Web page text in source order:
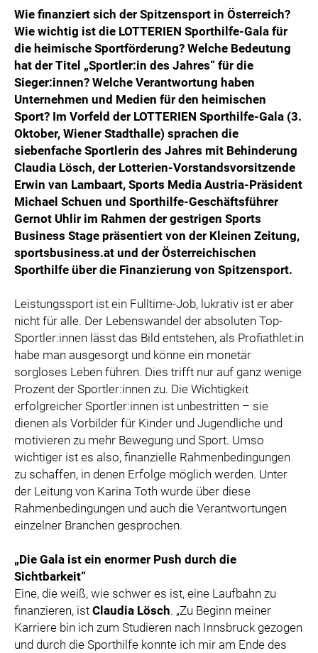
PRESSEKONTAKT
Wie finanziert sich der Spitzensport in Österreich?
Wie wichtig ist die LOTTERIEN Sporthilfe-Gala für
die heimische Sportförderung? Welche Bedeutung
hat der Titel „Sportler:in des Jahres“ für die
Sieger:innen? Welche Verantwortung haben
Unternehmen und Medien für den heimischen
Sport? Im Vorfeld der LOTTERIEN Sporthilfe-Gala (3.
Oktober, Wiener Stadthalle) sprachen die
siebenfache Sportlerin des Jahres mit Behinderung
Claudia Lösch, der Lotterien-Vorstandsvorsitzende
Erwin van Lambaart, Sports Media Austria-Präsident
Michael Schuen und Sporthilfe-Geschäftsführer
Gernot Uhlir im Rahmen der gestrigen Sports
Business Stage präsentiert von der Kleinen Zeitung,
sportsbusiness.at und der Österreichischen
Sporthilfe über die Finanzierung von Spitzensport.
Leistungssport ist ein Fulltime-Job, lukrativ ist er aber
nicht für alle. Der Lebenswandel der absoluten Top-
Sportler:innen lässt das Bild entstehen, als Profiathlet:in
habe man ausgesorgt und könne ein monetär
sorgloses Leben führen. Dies trifft nur auf ganz wenige
Prozent der Sportler:innen zu. Die Wichtigkeit
erfolgreicher Sportler:innen ist unbestritten – sie
dienen als Vorbilder für Kinder und Jugendliche und
motivieren zu mehr Bewegung und Sport. Umso
wichtiger ist es also, finanzielle Rahmenbedingungen
zu schaffen, in denen Erfolge möglich werden. Unter
der Leitung von Karina Toth wurde über diese
Rahmenbedingungen und auch die Verantwortungen
einzelner Branchen gesprochen.
„Die Gala ist ein enormer Push durch die
Sichtbarkeit“
Eine, die weiß, wie schwer es ist, eine Laufbahn zu
finanzieren, ist Claudia Lösch. „Zu Beginn meiner
Karriere bin ich zum Studieren nach Innsbruck gezogen
und durch die Sporthilfe konnte ich mir am Ende des